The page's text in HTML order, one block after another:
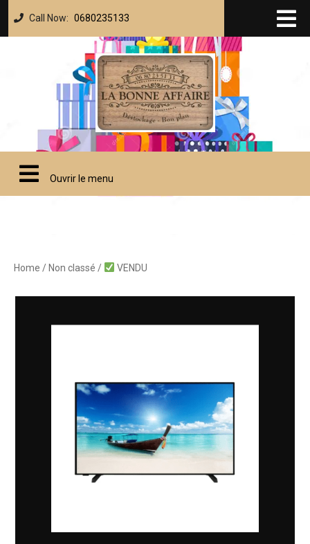
Call Now: 0680235133
Ouvrir le menu
Home / Non classé / VENDU